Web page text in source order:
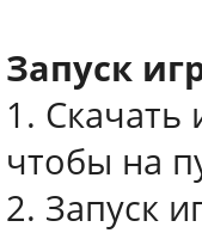
Запуск
1. Скачать
чтобы на
2. Запуск